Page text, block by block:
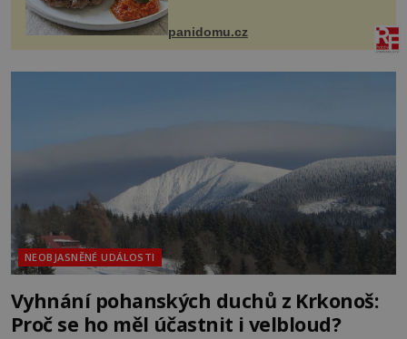
Možná jste ji ochutnali na dovolené v
panidomu.cz
NEOBJASNĚNÉ UDÁLOSTI
Vyhnání pohanských duchů z Krkonoš:
Proč se ho měl účastnit i velbloud?